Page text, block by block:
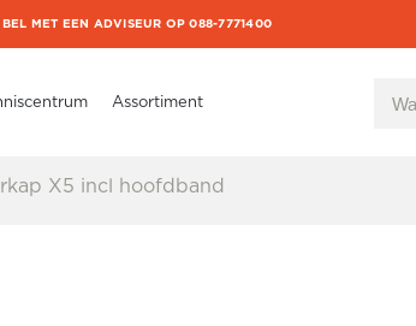
BEL MET EEN ADVISEUR OP 088-7771400
Assortiment
X5 incl hoofdband